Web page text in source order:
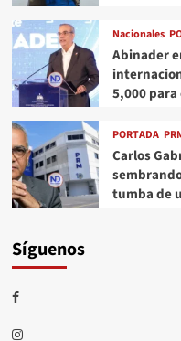
Nacionales
Abinader
5,000
PORTADA
Carlos
tumba de
Síguenos